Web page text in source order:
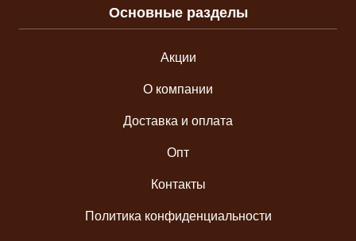
Основные разделы
Акции
О компании
Доставка и оплата
Опт
Контакты
Политика конфиденциальности